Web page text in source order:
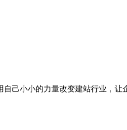
己小小的力量改变建站行业，让